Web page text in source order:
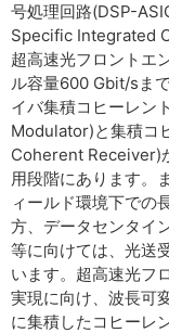
号処理回路(DSP-
Specific Integrated
超高速光フロントエ
ル容量600 Gbit/sま
イバ集積コヒーレン
Modulator)と集積コ
Coherent Receiver)
用段階にあります。
ィールド環境下での
方、データセンタイ
等に向けては、光送
います。超高速光フ
実現に向け、波長可
に集積したコヒーレ